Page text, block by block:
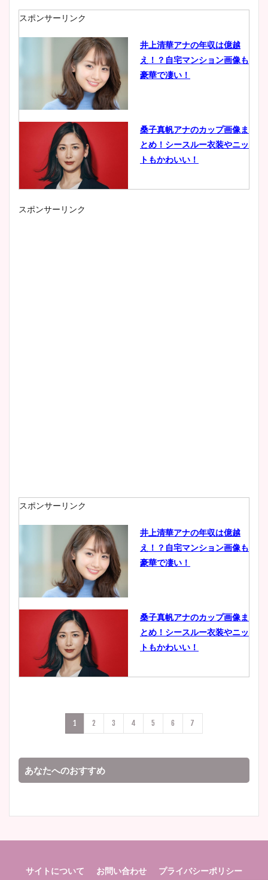
スポンサーリンク
井上清華アナの年収は億越
え！？自宅マンション画像も
豪華で凄い！
桑子真帆アナのカップ画像ま
とめ！シースルー衣装やニッ
トもかわいい！
肉も凄い！
鈴木唯の太ってた時の体重が
ヤバすぎww原因や痩せたダ
豊島実季アナのカップ画像ま
とめ！美脚や水着姿に年齢も
宇賀神メグアナのニット画像
スポンサーリンク
スポンサーリンク
井上清華アナの年収は億越
え！？自宅マンション画像も
豪華で凄い！
桑子真帆アナのカップ画像ま
とめ！シースルー衣装やニッ
トもかわいい！
め！足が美脚でニット衣装も
かわいい！
wikiプロフもチェック！
大家彩香アナのかわいいカッ
1 2 3 4 5 6 7
あなたへのおすすめ
サイトについて お問い合わせ プライバシーポリシー